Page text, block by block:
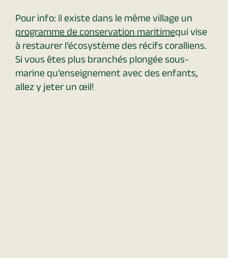
Pour info: il existe dans le même village un
programme de conservation maritimequi vise
à restaurer l’écosystème des récifs coralliens.
Si vous êtes plus branchés plongée sous-
marine qu’enseignement avec des enfants,
allez y jeter un œil!